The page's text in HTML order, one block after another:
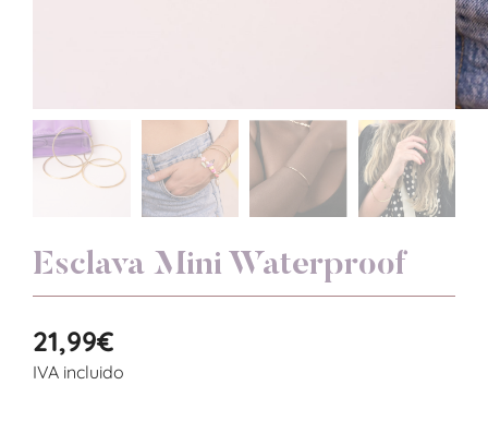
Esclava Mini Waterproof
21,99€
IVA incluido